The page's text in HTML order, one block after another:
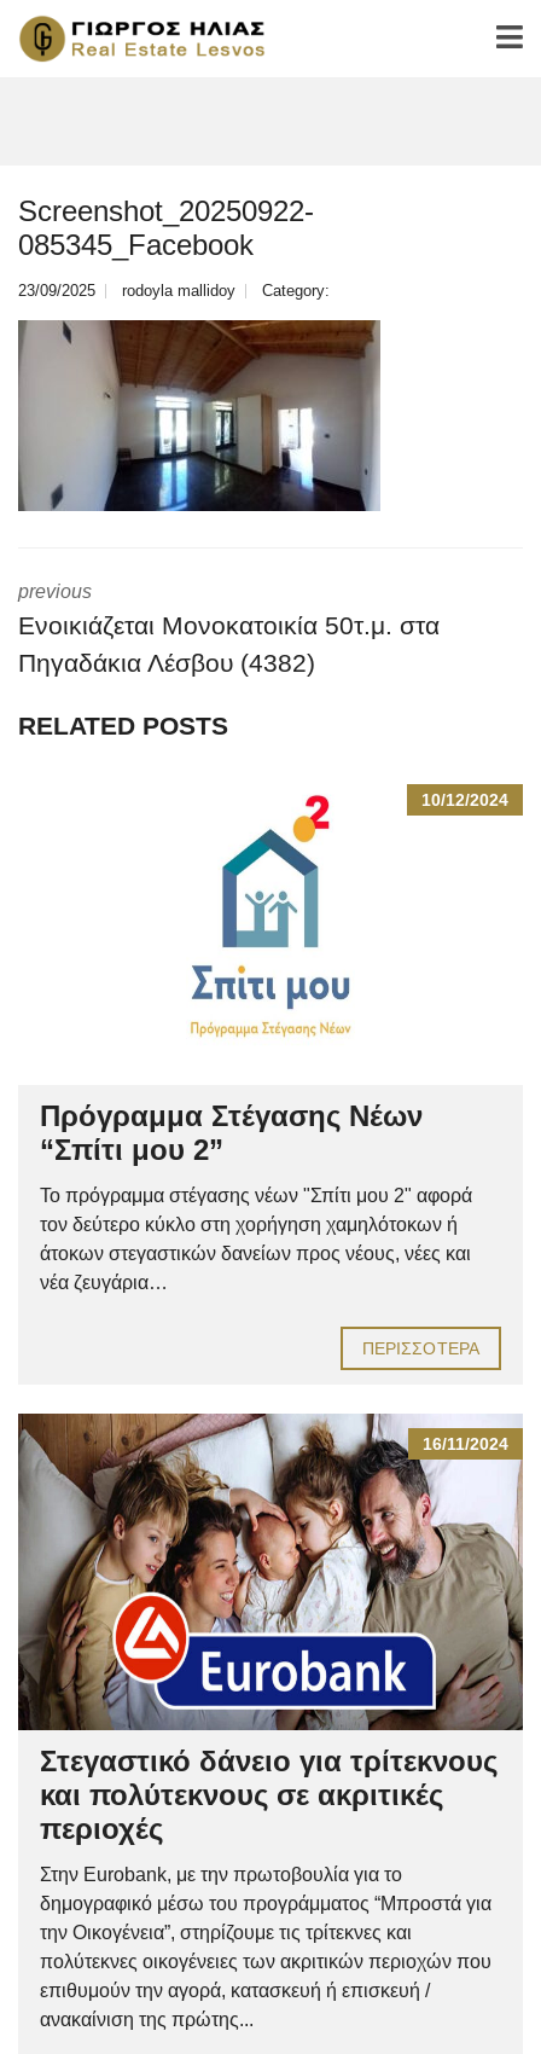
Screenshot_20250922-
085345_Facebook
23/09/2025 rodoyla mallidoy Category:
previous
Ενοικιάζεται Μονοκατοικία 50τ.μ. στα
Πηγαδάκια Λέσβου (4382)
RELATED POSTS
10/12/2024
Πρόγραμμα Στέγασης Νέων
“Σπίτι μου 2”
Το πρόγραμμα στέγασης νέων "Σπίτι μου 2" αφορά
τον δεύτερο κύκλο στη χορήγηση χαμηλότοκων ή
άτοκων στεγαστικών δανείων προς νέους, νέες και
νέα ζευγάρια…
ΠΕΡΙΣΣΌΤΕΡΑ
16/11/2024
Στεγαστικό δάνειο για τρίτεκνους
και πολύτεκνους σε ακριτικές
περιοχές
Στην Eurobank, με την πρωτοβουλία για το
δημογραφικό μέσω του προγράμματος “Μπροστά για
την Οικογένεια”, στηρίζουμε τις τρίτεκνες και
πολύτεκνες οικογένειες των ακριτικών περιοχών που
επιθυμούν την αγορά, κατασκευή ή επισκευή /
ανακαίνιση της πρώτης...